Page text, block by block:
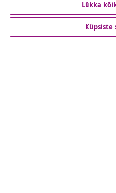
Klienditeenindus
Lükka
Küpsiste